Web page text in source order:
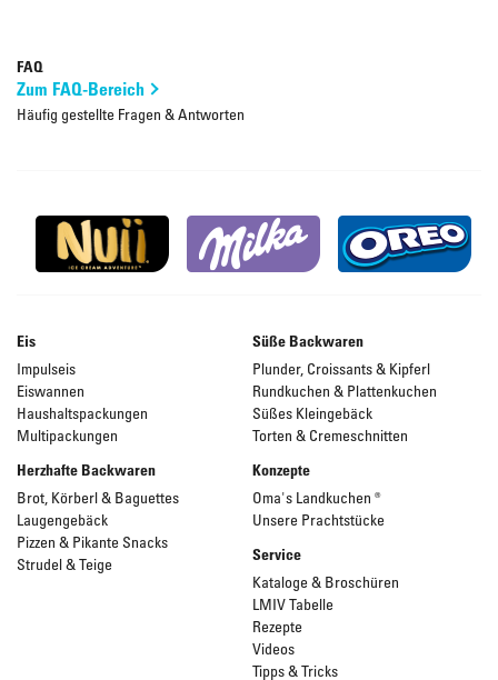
FAQ
Zum FAQ-Bereich
Häufig gestellte Fragen & Antworten
Eis
Impulseis
Eiswannen
Haushaltspackungen
Multipackungen
Süße Backwaren
Plunder, Croissants & Kipferl
Rundkuchen & Plattenkuchen
Süßes Kleingebäck
Torten & Cremeschnitten
Herzhafte Backwaren
Brot, Körberl & Baguettes
Laugengebäck
Pizzen & Pikante Snacks
Strudel & Teige
Konzepte
Oma's Landkuchen ®
Unsere Prachtstücke
Service
Kataloge & Broschüren
LMIV Tabelle
Rezepte
Videos
Tipps & Tricks